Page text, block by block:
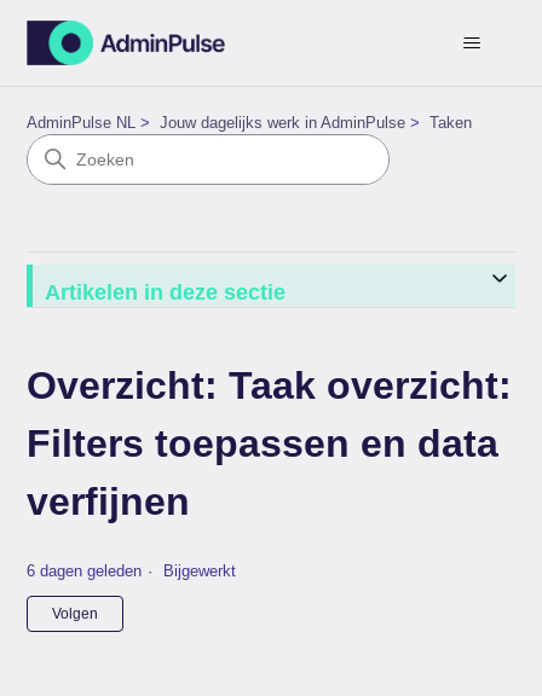
AdminPulse NL Jouw dagelijks werk in AdminPulse Taken
Artikelen in deze sectie
Overzicht: Taak overzicht:
Filters toepassen en data
verfijnen
6 dagen geleden Bijgewerkt
Volgen